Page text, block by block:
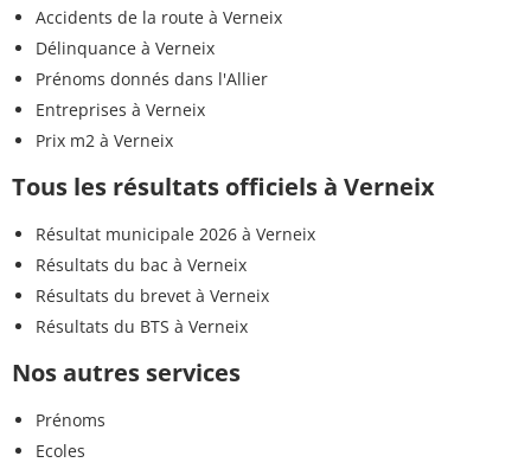
Accidents de la route à Verneix
Délinquance à Verneix
Prénoms donnés dans l'Allier
Entreprises à Verneix
Prix m2 à Verneix
Tous les résultats officiels à Verneix
Résultat municipale 2026 à Verneix
Résultats du bac à Verneix
Résultats du brevet à Verneix
Résultats du BTS à Verneix
Nos autres services
Prénoms
Ecoles